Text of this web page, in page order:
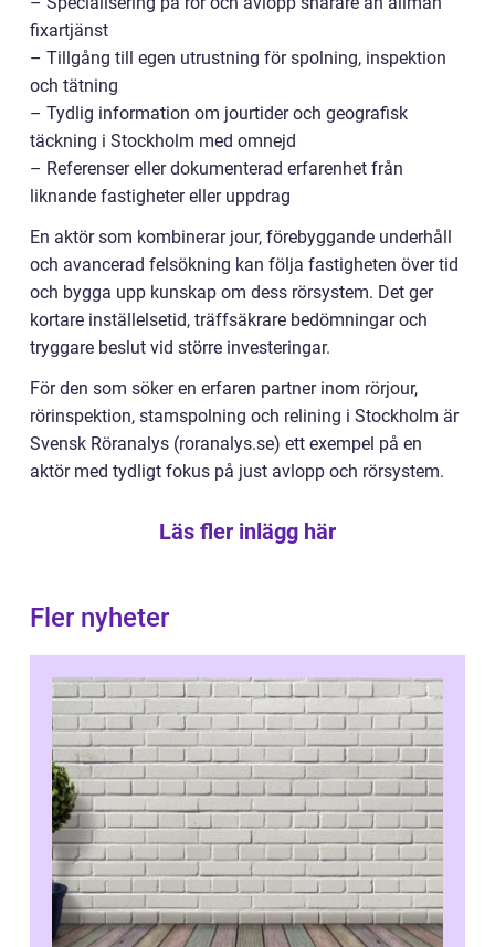
fixartjänst
– Tillgång till egen utrustning för spolning, inspektion
och tätning
– Tydlig information om jourtider och geografisk
täckning i Stockholm med omnejd
– Referenser eller dokumenterad erfarenhet från
liknande fastigheter eller uppdrag
En aktör som kombinerar jour, förebyggande underhåll
och avancerad felsökning kan följa fastigheten över tid
och bygga upp kunskap om dess rörsystem. Det ger
kortare inställelsetid, träffsäkrare bedömningar och
tryggare beslut vid större investeringar.
För den som söker en erfaren partner inom rörjour,
rörinspektion, stamspolning och relining i Stockholm är
Svensk Röranalys (roranalys.se) ett exempel på en
aktör med tydligt fokus på just avlopp och rörsystem.
Läs fler inlägg här
Fler nyheter